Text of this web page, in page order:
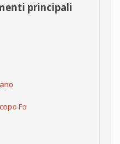
principali
Fo